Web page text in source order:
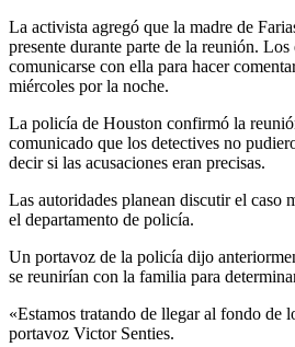
La activista agregó que la madre de
presente durante parte de la reunión. Los
comunicarse con ella para hacer
miércoles por la noche.
La policía de Houston confirmó la
comunicado que los detectives no
decir si las acusaciones eran precisas.
Las autoridades planean discutir el caso
el departamento de policía.
Un portavoz de la policía dijo
se reunirían con la familia para
«Estamos tratando de llegar al fondo de
portavoz Victor Senties.